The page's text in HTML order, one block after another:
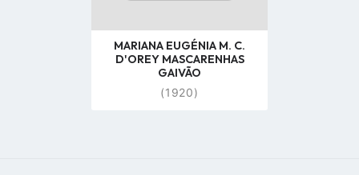
MARIANA EUGÉNIA M. C.
D'OREY MASCARENHAS
GAIVÃO
(1920)